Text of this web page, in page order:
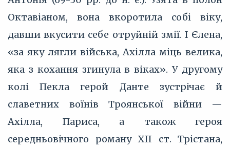
Октавіаном, вона вкоротила собі віку,
давши вкусити себе отруйній змії. І Єлена,
«за яку лягли війська, Ахілла міць велика,
яка з кохання згинула в віках». У другому
колі Пекла герой Данте зустрічає й
славетних воїнів Троянської війни —
Ахілла, Париса, а також героя
середньовічного роману XII ст. Трістана,